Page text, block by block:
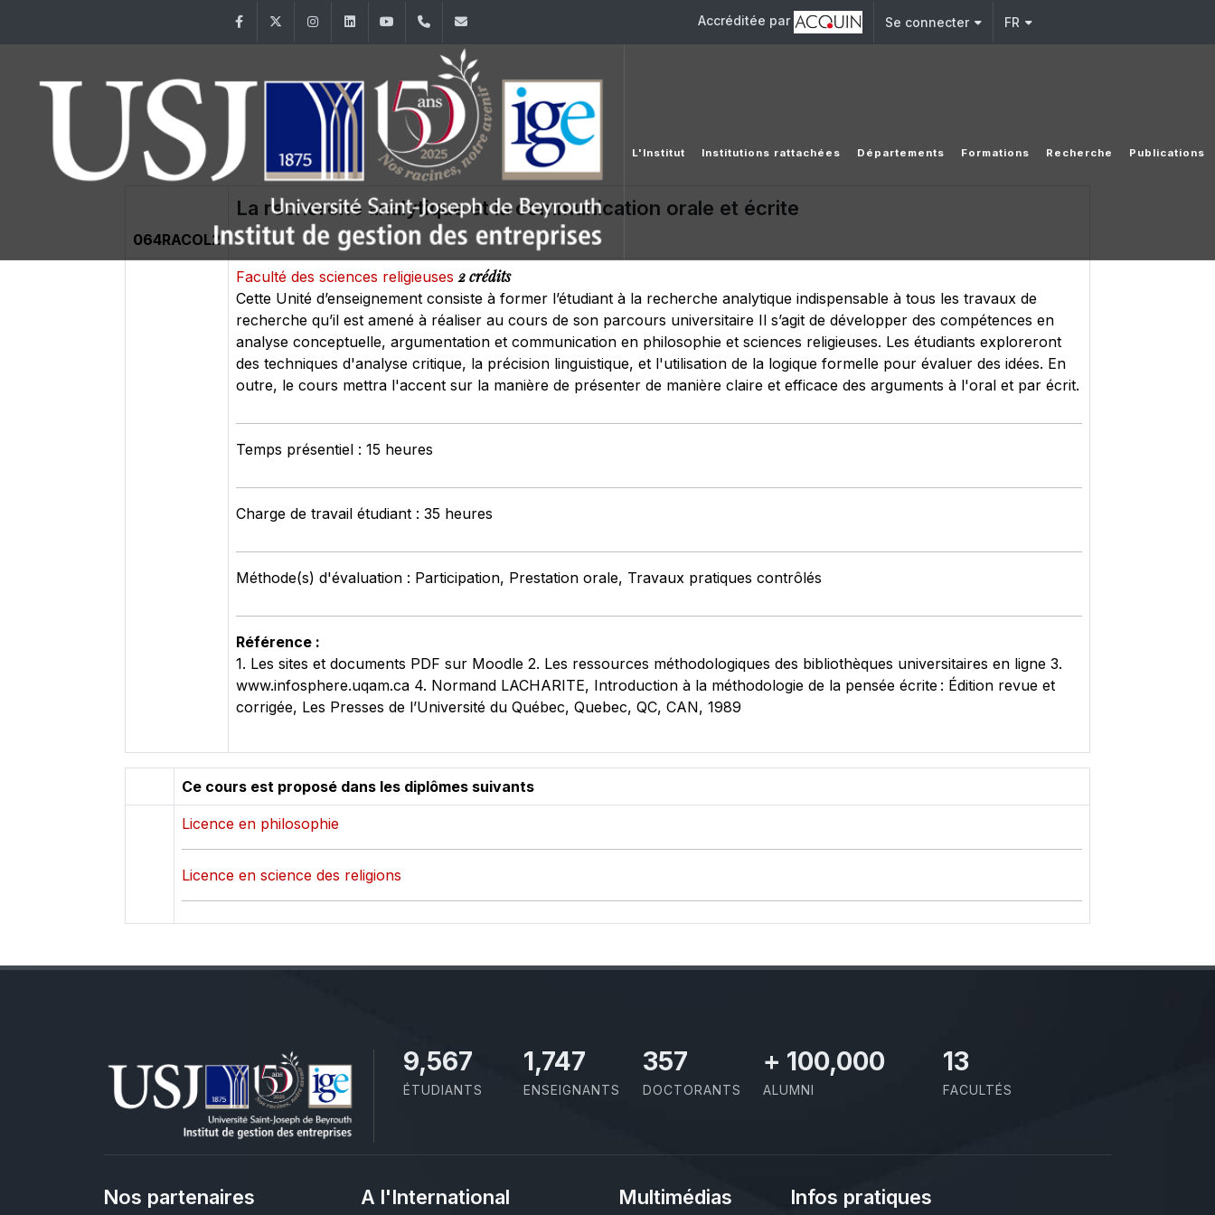
FacebookTwitter InstagramLinkedInYouTube+961 (1) 421 392/3/4 Accréditée par Se connecter FR
L'Institut Institutions rattachées Départements Formations Recherche Publications
064RACOL2
La recherche analytique et la communication orale et écrite
Faculté des sciences religieuses2 crédits
Cette Unité d’enseignement consiste à former l’étudiant à la recherche analytique indispensable à tous les travaux de
recherche qu’il est amené à réaliser au cours de son parcours universitaire Il s’agit de développer des compétences en
analyse conceptuelle, argumentation et communication en philosophie et sciences religieuses. Les étudiants exploreront
des techniques d'analyse critique, la précision linguistique, et l'utilisation de la logique formelle pour évaluer des idées. En
outre, le cours mettra l'accent sur la manière de présenter de manière claire et efficace des arguments à l'oral et par écrit.
Temps présentiel : 15 heures
Charge de travail étudiant : 35 heures
Méthode(s) d'évaluation : Participation, Prestation orale, Travaux pratiques contrôlés
Référence :
1. Les sites et documents PDF sur Moodle 2. Les ressources méthodologiques des bibliothèques universitaires en ligne 3.
www.infosphere.uqam.ca 4. Normand LACHARITE, Introduction à la méthodologie de la pensée écrite : Édition revue et
corrigée, Les Presses de l’Université du Québec, Quebec, QC, CAN, 1989
Ce cours est proposé dans les diplômes suivants
Licence en philosophie
Licence en science des religions
10,801
ÉTUDIANTS
1,973
ENSEIGNANTS
403
DOCTORANTS
+ 100,000
ALUMNI
13
FACULTÉS
Nos partenaires A l'International Multimédias Infos pratiques